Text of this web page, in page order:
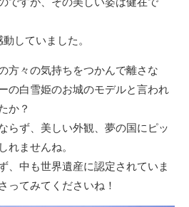
していました。
方々の気持ちをつかんで離さな
白雪姫のお城のモデルと言われ
か？
らず、美しい外観、夢の国にピッ
れませんね。
、中も世界遺産に認定されていま
ってみてくださいね！